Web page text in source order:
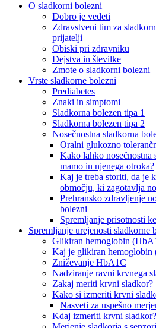
O sladkorni bolezni
Dobro je vedeti
Zdravstveni tim za
prijatelji
Obiski pri zdravniku
Dejstva in številke
Zmote o sladkorni bolezni
Vrste sladkorne bolezni
Prediabetes
Znaki in simptomi
Sladkorna bolezen tipa 1
Sladkorna bolezen tipa 2
Nosečnostna sladkorna
Oralni glukozno
Kako lahko nosečnostna
mamo in njenega otroka?
Kaj je treba storiti, da je
območju, ki zagotavlja
Prehransko zdravljenje
bolezni
Spremljanje prisotnosti
Spremljanje urejenosti sladkorne
Glikiran hemoglobin
Kaj je glikiran hemoglobin
Zniževanje HbA1C
Nadziranje ravni krvnega
Zakaj meriti krvni sladkor?
Kako si izmeriti krvni
Nasveti za uspešno
Kdaj izmeriti krvni sladkor?